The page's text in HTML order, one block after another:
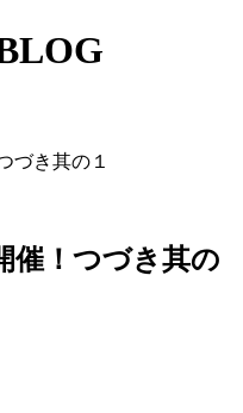
づき其の１
催！つづき其の